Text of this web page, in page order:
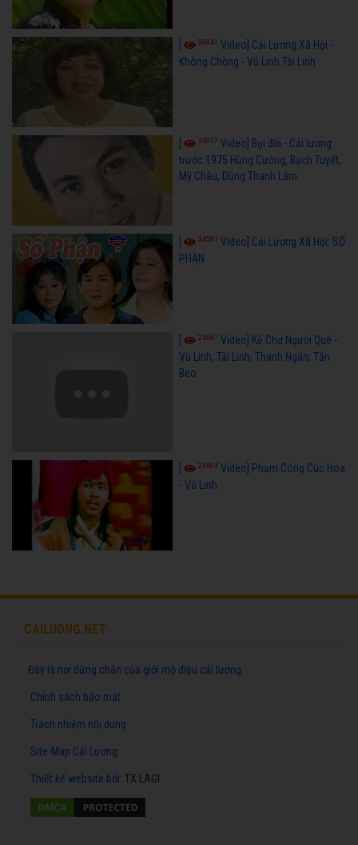
50841
Video] Cải Lương Xã Hội -
Không Chồng - Vũ Linh Tài Linh
36017 Video] Bụi đời - Cải lương
trước 1975 Hùng Cường, Bạch Tuyết,
Mỹ Châu, Dũng Thanh Lâm
34581 Video] Cải Lương Xã Hội: SỐ
PHẬN
24587 Video] Kẻ Chợ Người Quê -
Vũ Linh, Tài Linh, Thanh Ngân, Tấn
Beo
23604 Video] Phạm Công Cúc Hoa
- Vũ Linh
CAILUONG.NET
Đây là nơi dừng chân của giới mộ điệu cải lương
Chính sách bảo mật
Trách nhiệm nội dung
Site-Map Cải Lương
Thiết kế website bởi: TX LAGI